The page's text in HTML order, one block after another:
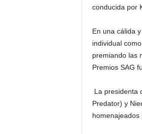
conducida por
En una cálida
individual
premiando las
Premios SAG
La presidenta
Predator) y
homenajeados